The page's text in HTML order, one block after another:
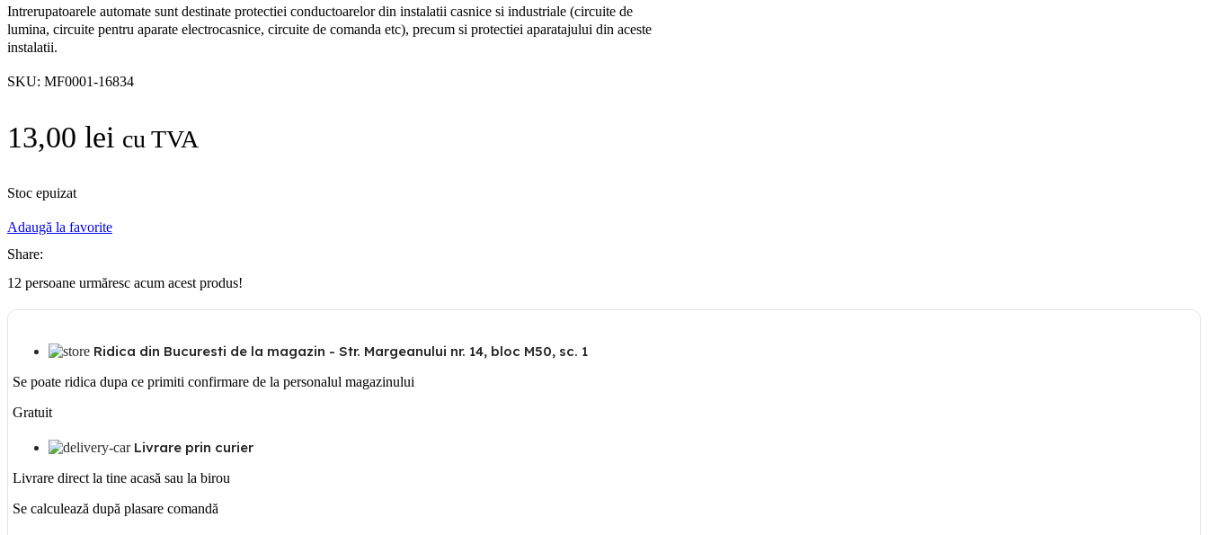
Intrerupatoarele automate sunt destinate protectiei conductoarelor din instalatii casnice si industriale (circuite de
lumina, circuite pentru aparate electrocasnice, circuite de comanda etc), precum si protectiei aparatajului din aceste
instalatii.
SKU: MF0001-16834
13,00 lei cu TVA
Stoc epuizat
Adaugă la favorite
Share:
12 persoane urmăresc acum acest produs!
Ridica din Bucuresti de la magazin - Str. Margeanului nr. 14, bloc M50, sc. 1
Se poate ridica dupa ce primiti confirmare de la personalul magazinului
Gratuit
Livrare prin curier
Livrare direct la tine acasă sau la birou
Se calculează după plasare comandă